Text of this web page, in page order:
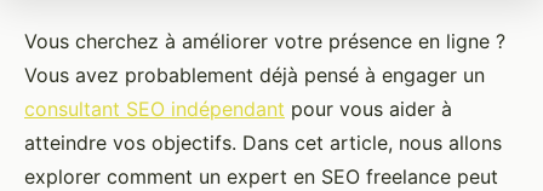
Vous cherchez à améliorer votre présence en ligne ?
Vous avez probablement déjà pensé à engager un
consultant SEO indépendant pour vous aider à
atteindre vos objectifs. Dans cet article, nous allons
explorer comment un expert en SEO freelance peut